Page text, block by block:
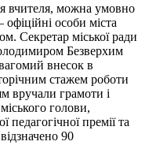
вчителя, можна умовно
особи міста
Секретар міської ради
Безверхим
внесок в
стажем роботи
вручали грамоти і
голови,
педагогічної премії та
90